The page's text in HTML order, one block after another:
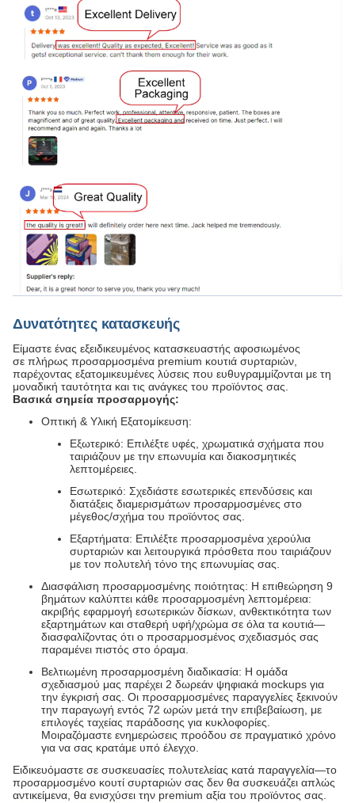
Δυνατότητες κατασκευής
Είμαστε ένας εξειδικευμένος κατασκευαστής αφοσιωμένος
σε πλήρως προσαρμοσμένα premium κουτιά συρταριών,
παρέχοντας εξατομικευμένες λύσεις που ευθυγραμμίζονται με τη
μοναδική ταυτότητα και τις ανάγκες του προϊόντος σας.
Βασικά σημεία προσαρμογής:
Οπτική & Υλική Εξατομίκευση:
Εξωτερικό: Επιλέξτε υφές, χρωματικά σχήματα που
ταιριάζουν με την επωνυμία και διακοσμητικές
λεπτομέρειες.
Εσωτερικό: Σχεδιάστε εσωτερικές επενδύσεις και
διατάξεις διαμερισμάτων προσαρμοσμένες στο
μέγεθος/σχήμα του προϊόντος σας.
Εξαρτήματα: Επιλέξτε προσαρμοσμένα χερούλια
συρταριών και λειτουργικά πρόσθετα που ταιριάζουν
με τον πολυτελή τόνο της επωνυμίας σας.
Διασφάλιση προσαρμοσμένης ποιότητας: Η επιθεώρηση 9
βημάτων καλύπτει κάθε προσαρμοσμένη λεπτομέρεια:
ακριβής εφαρμογή εσωτερικών δίσκων, ανθεκτικότητα των
εξαρτημάτων και σταθερή υφή/χρώμα σε όλα τα κουτιά—
διασφαλίζοντας ότι ο προσαρμοσμένος σχεδιασμός σας
παραμένει πιστός στο όραμα.
Βελτιωμένη προσαρμοσμένη διαδικασία: Η ομάδα
σχεδιασμού μας παρέχει 2 δωρεάν ψηφιακά mockups για
την έγκρισή σας. Οι προσαρμοσμένες παραγγελίες ξεκινούν
την παραγωγή εντός 72 ωρών μετά την επιβεβαίωση, με
επιλογές ταχείας παράδοσης για κυκλοφορίες.
Μοιραζόμαστε ενημερώσεις προόδου σε πραγματικό χρόνο
για να σας κρατάμε υπό έλεγχο.
Ειδικευόμαστε σε συσκευασίες πολυτελείας κατά παραγγελία—το
προσαρμοσμένο κουτί συρταριών σας δεν θα συσκευάζει απλώς
αντικείμενα, θα ενισχύσει την premium αξία του προϊόντος σας.